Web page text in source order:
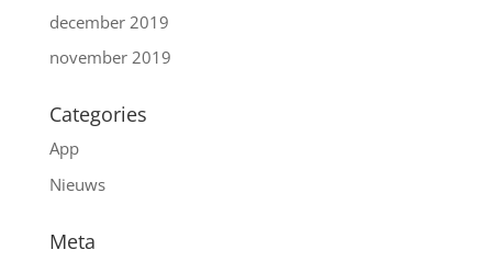
december 2019
november 2019
Categories
App
Nieuws
Meta